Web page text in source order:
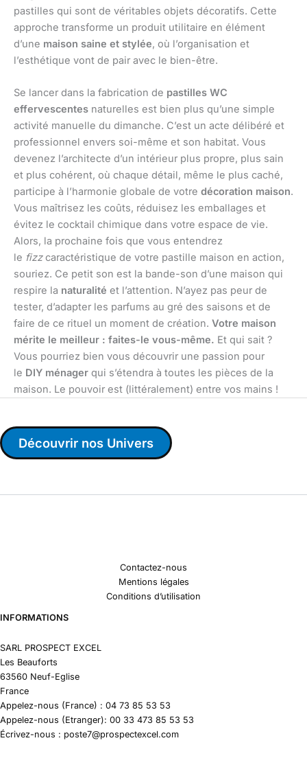
pastilles qui sont de véritables objets décoratifs. Cette
approche transforme un produit utilitaire en élément
d’une maison saine et stylée, où l’organisation et
l’esthétique vont de pair avec le bien-être.
Se lancer dans la fabrication de pastilles WC
effervescentes naturelles est bien plus qu’une simple
activité manuelle du dimanche. C’est un acte délibéré et
professionnel envers soi-même et son habitat. Vous
devenez l’architecte d’un intérieur plus propre, plus sain
et plus cohérent, où chaque détail, même le plus caché,
participe à l’harmonie globale de votre décoration maison.
Vous maîtrisez les coûts, réduisez les emballages et
évitez le cocktail chimique dans votre espace de vie.
Alors, la prochaine fois que vous entendrez
le fizzcaractéristique de votre pastille maison en action,
souriez. Ce petit son est la bande-son d’une maison qui
respire la naturalité et l’attention. N’ayez pas peur de
tester, d’adapter les parfums au gré des saisons et de
faire de ce rituel un moment de création. Votre maison
mérite le meilleur : faites-le vous-même. Et qui sait ?
Vous pourriez bien vous découvrir une passion pour
le DIY ménager qui s’étendra à toutes les pièces de la
maison. Le pouvoir est (littéralement) entre vos mains !
Découvrir nos Univers
Contactez-nous
Mentions légales
Conditions d’utilisation
INFORMATIONS
SARL PROSPECT EXCEL
Les Beauforts
63560 Neuf-Eglise
France
Appelez-nous (France) : 04 73 85 53 53
Appelez-nous (Etranger): 00 33 473 85 53 53
Écrivez-nous : poste7@prospectexcel.com